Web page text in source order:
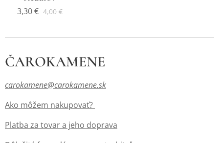
3,30€ 4,00€
ČAROKAMENE
carokamene@carokamene.sk
Ako môžem nakupovať?
Platba za tovar a jeho doprava